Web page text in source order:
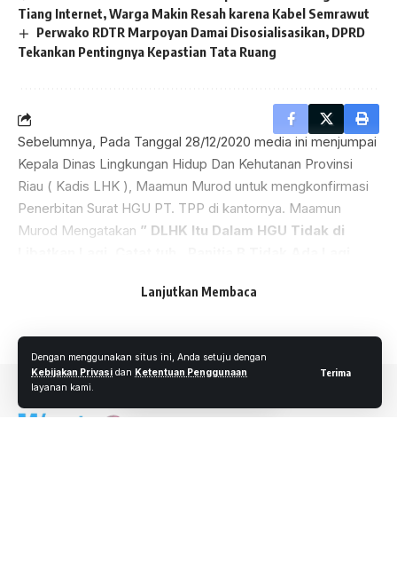
Dengan menggunakan situs ini, Anda setuju dengan
Kebijakan Privasi dan Ketentuan Penggunaan
layanan kami.
Terima
Tiang Internet, Warga Makin Resah karena Kabel Semrawut
Perwako RDTR Marpoyan Damai Disosialisasikan, DPRD
Tekankan Pentingnya Kepastian Tata Ruang
Sebelumnya, Pada Tanggal 28/12/2020 media ini menjumpai
Kepala Dinas Lingkungan Hidup Dan Kehutanan Provinsi
Riau ( Kadis LHK ), Maamun Murod untuk mengkonfirmasi
Penerbitan Surat HGU PT. TPP di kantornya. Maamun
Murod Mengatakan ” DLHK Itu Dalam HGU Tidak di
Langsung ke BPKH “. Ucap Kadis LHK Provinsi Riau
Lanjutkan Membaca